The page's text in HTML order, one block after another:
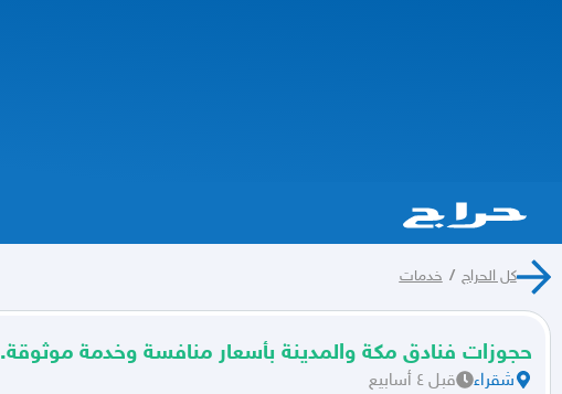
كل الحراج / خدمات
حجوزات فنادق مكة والمدينة بأسعار منافسة وخدمة موثوقة.
شقراء قبل ٤ أسابيع